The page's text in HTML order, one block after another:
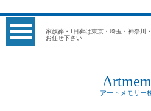
家族葬・1日葬は東京・埼玉・神奈川
お任せ下さい
アートメモリー